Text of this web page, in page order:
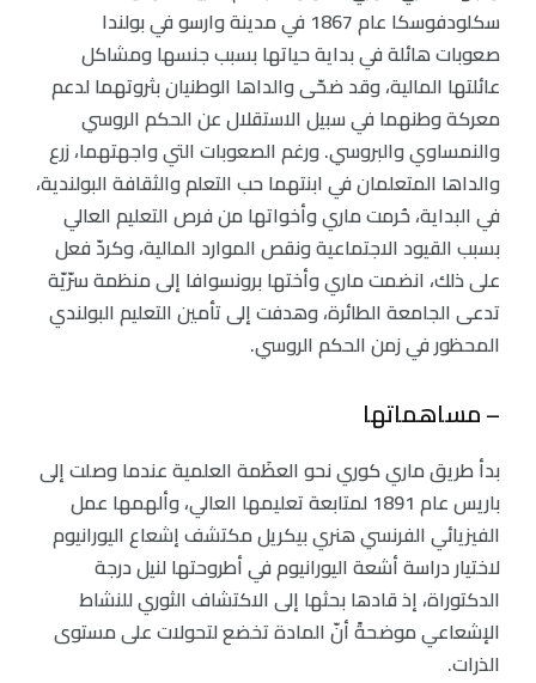
سكلودفوسكا عام 1867 في مدينة وارسو في بولندا
صعوبات هائلة في بداية حياتها بسبب جنسها ومشاكل
عائلتها المالية، وقد ضحّى والداها الوطنيان بثروتهما لدعم
معركة وطنهما في سبيل الاستقلال عن الحكم الروسي
والنمساوي والبروسي. ورغم الصعوبات التي واجهتهما، زرع
والداها المتعلمان في ابنتهما حب التعلم والثقافة البولندية،
في البداية، حُرمت ماري وأخواتها من فرص التعليم العالي
بسبب القيود الاجتماعية ونقص الموارد المالية، وكردّ فعل
على ذلك، انضمت ماري وأختها برونسوافا إلى منظمة سرّيّة
تدعى الجامعة الطائرة، وهدفت إلى تأمين التعليم البولندي
المحظور في زمن الحكم الروسي.
– مساهماتها
بدأ طريق ماري كوري نحو العظَمة العلمية عندما وصلت إلى
باريس عام 1891 لمتابعة تعليمها العالي، وألهمها عمل
الفيزيائي الفرنسي هنري بيكريل مكتشف إشعاع اليورانيوم
لاختيار دراسة أشعة اليورانيوم في أطروحتها لنيل درجة
الدكتوراة، إذ قادها بحثها إلى الاكتشاف الثوري للنشاط
الإشعاعي موضحةً أنّ المادة تخضع لتحولات على مستوى
الذرات.